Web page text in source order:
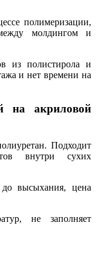
полимеризации,
молдингом и
из полистирола и
и нет времени на
акриловой
Подходит
внутри сухих
высыхания, цена
не заполняет